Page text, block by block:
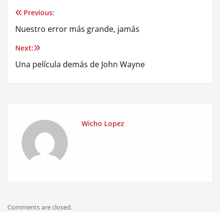
Post
navigation
Previous:
Nuestro error más grande, jamás
Next:
Una película demás de John Wayne
Wicho Lopez
Comments are closed.